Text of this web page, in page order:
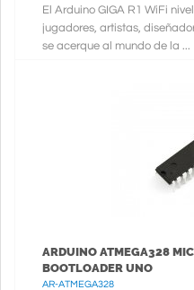
El Arduino GIGA R1 WiFi
jugadores, artistas,
se acerque al mundo de la ...
ARDUINO ATMEGA328
BOOTLOADER UNO
AR-ATMEGA328